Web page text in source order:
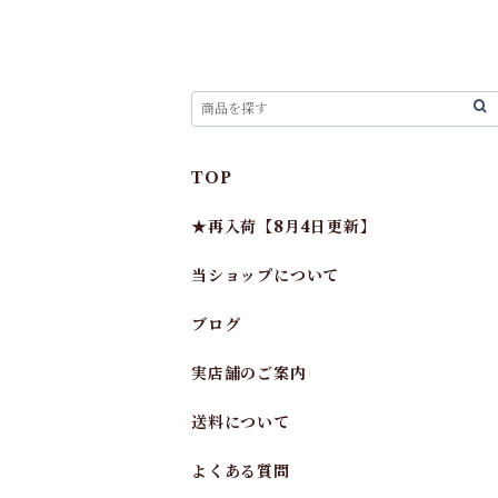
TOP
★再入荷【8月4日更新】
当ショップについて
ブログ
実店舗のご案内
送料について
よくある質問